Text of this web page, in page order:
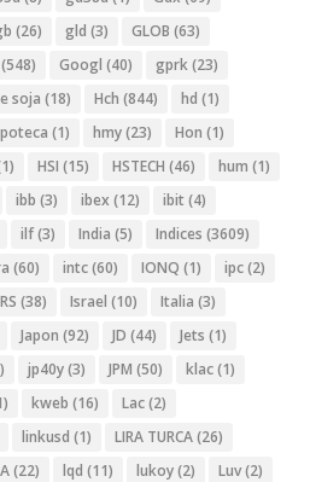
(26) gld (3) GLOB (63)
(548) Googl (40) gprk(23)
soja (18) Hch (844) hd (1)
(1) hmy(23) Hon (1)
HSI (15) HSTECH (46) hum (1)
ibb (3) ibex (12) ibit (4)
ilf(3) India (5) Indices (3609)
(60) intc(60) IONQ (1) ipc(2)
(38) Israel (10) Italia (3)
Japon (92) JD (44) Jets (1)
jp40y(3) JPM (50) klac(1)
kweb (16) Lac(2)
linkusd (1) LIRA TURCA(26)
(22) lqd (11) lukoy(2) Luv(2)